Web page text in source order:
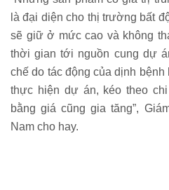
là đại diện cho thị trường bất
sẽ giữ ở mức cao và không
thời gian tới nguồn cung dự
chế do tác động của dịnh
thực hiện dự án, kéo theo
bằng giá cũng gia tăng”,
Nam cho hay.